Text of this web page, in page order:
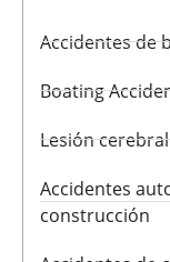
Accidentes de
Boating
Lesión cerebral
Accidentes
construcción